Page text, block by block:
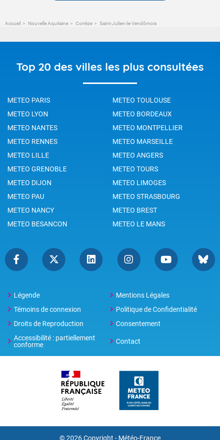
Accueil Nouvelle Aquitaine Corrèze Saint-Julien-le-Vendômois
Top 20 des villes les plus consultées
METEO PARIS
METEO TOULOUSE
METEO LYON
METEO BORDEAUX
METEO NANTES
METEO MONTPELLIER
METEO RENNES
METEO MARSEILLE
METEO LILLE
METEO ANGERS
METEO GRENOBLE
METEO TOURS
METEO DIJON
METEO LIMOGES
METEO PAU
METEO STRASBOURG
METEO NANCY
METEO BREST
METEO BESANCON
METEO LE MANS
Légende
Mentions Légales
Témoins de connexion
Politique de Confidentialité
Droits de Reproduction
Consentement
Accessibilité : partiellement
conforme
Contact
© 2026 Copyright - Météo-France